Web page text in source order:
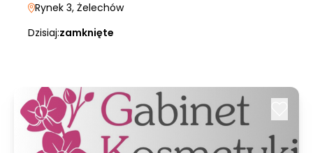
Rynek 3, Żelechów
Dzisiaj:zamknięte